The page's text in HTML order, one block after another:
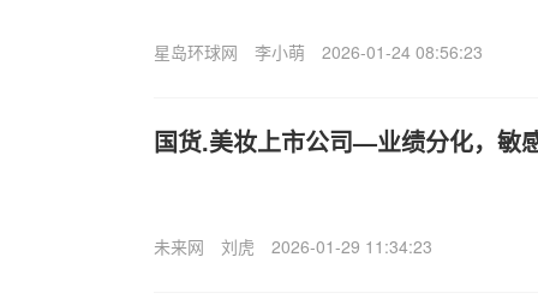
星岛环球网 李小萌 2026-01-24 08:56:23
国货.美妆上市公司—业绩分化，敏
未来网 刘虎 2026-01-29 11:34:23